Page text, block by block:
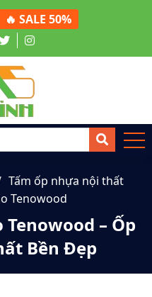
🔥 SALE 50%
Tấm ốp nhựa nội thất
Tenowood
Tenowood – Ốp
Bền Đẹp